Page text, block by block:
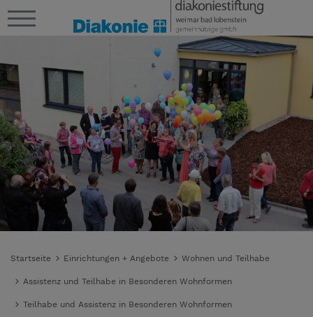
Startseite Einrichtungen + Angebote Wohnen und Teilhabe
Assistenz und Teilhabe in Besonderen Wohnformen
Teilhabe und Assistenz in Besonderen Wohnformen